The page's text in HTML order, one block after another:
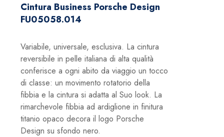
originale
era:
attuale
Cintura Business Porsche Design
FU05058.014
Variabile, universale, esclusiva. La cintura
reversibile in pelle italiana di alta qualità
conferisce a ogni abito da viaggio un tocco
di classe: un movimento rotatorio della
fibbia e la cintura si adatta al Suo look. La
rimarchevole fibbia ad ardiglione in finitura
titanio opaco decora il logo Porsche
Design su sfondo nero.